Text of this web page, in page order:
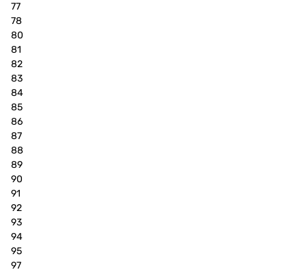
77
78
80
81
82
83
84
85
86
87
88
89
90
91
92
93
94
95
97